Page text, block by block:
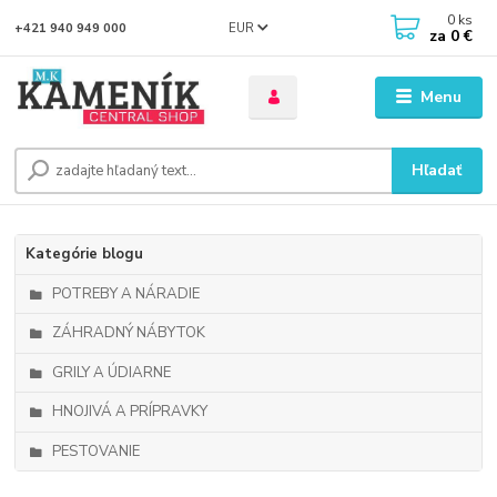
Menu
EUR
Hľadať
+421 940 949 000 0 ks
za 0 €
Kategórie blogu
POTREBY A NÁRADIE
ZÁHRADNÝ NÁBYTOK
GRILY A ÚDIARNE
HNOJIVÁ A PRÍPRAVKY
PESTOVANIE